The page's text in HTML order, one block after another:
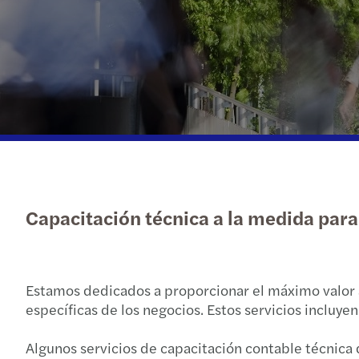
Capacitación técnica a la medida
Estamos dedicados a proporcionar el máximo
específicas de los negocios. Estos servicios
Algunos servicios de capacitación contable